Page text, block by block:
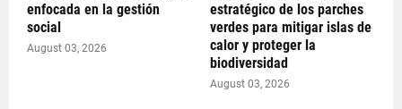
enfocada en la gestión
social
August 03, 2026
estratégico de los parches
verdes para mitigar islas de
calor y proteger la
biodiversidad
August 03, 2026